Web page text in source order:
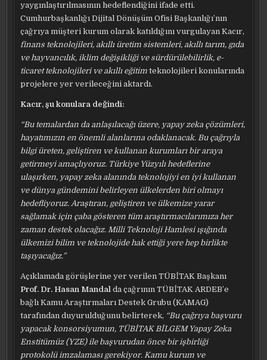
yaygınlaştırılmasının hedeflendiğini ifade etti.
Cumhurbaşkanlığı Dijital Dönüşüm Ofisi Başkanlığı’nın
çağrıya müşteri kurum olarak katıldığını vurgulayan Kacır,
finans teknolojileri, akıllı üretim sistemleri, akıllı tarım, gıda
ve hayvancılık, iklim değişikliği ve sürdürülebilirlik, e-
ticaret teknolojileri ve akıllı eğitim teknolojileri konularında
projelere yer verileceğini aktardı.
Kacır, şu konulara değindi:
“Bu temalardan da anlaşılacağı üzere, yapay zeka çözümleri,
hayatımızın en önemli alanlarına odaklanacak. Bu çağrıyla
bilgi üreten, geliştiren ve kullanan kurumları bir araya
getirmeyi amaçlıyoruz. Türkiye Yüzyılı hedeflerine
ulaşırken, yapay zeka alanında teknolojiyi en iyi kullanan
ve dünya gündemini belirleyen ülkelerden biri olmayı
hedefliyoruz. Araştıran, geliştiren ve ülkemize yarar
sağlamak için çaba gösteren tüm araştırmacılarımıza her
zaman destek olacağız. Milli Teknoloji Hamlesi ışığında
ülkemizi bilim ve teknolojide hak ettiği yere hep birlikte
taşıyacağız.”
Açıklamada görüşlerine yer verilen TÜBİTAK Başkanı
Prof. Dr. Hasan Mandal da çağrının TÜBİTAK ARDEB’e
bağlı Kamu Araştırmaları Destek Grubu (KAMAG)
tarafından duyurulduğunu belirterek, “Bu çağrıya başvuru
yapacak konsorsiyumun, TÜBİTAK BİLGEM Yapay Zeka
Enstitümüz (YZE) ile başvurudan önce bir işbirliği
protokolü imzalaması gerekiyor. Kamu kurum ve